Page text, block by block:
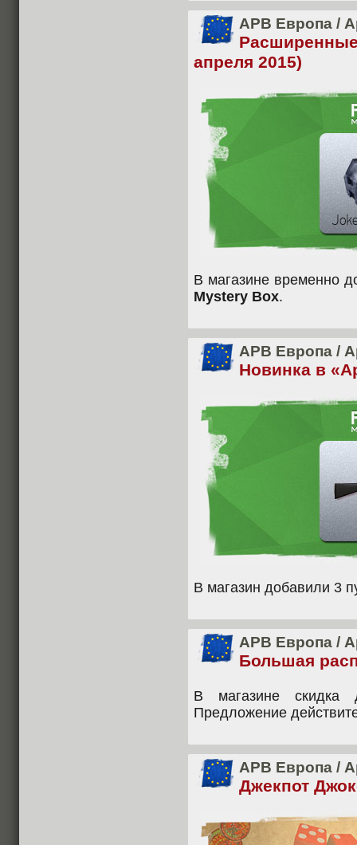
APB Европа /
апреля 2015)
В магазине временно
Mystery Box.
APB Европа /
Новинка в
В магазин добавили 3
APB Европа /
Большая
В магазине
Предложение
APB Европа /
Джекпот